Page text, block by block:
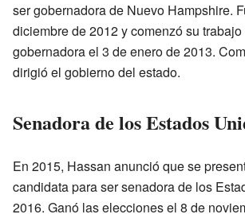
ser gobernadora de Nuevo Hampshire.
diciembre de 2012 y comenzó su
gobernadora el 3 de enero de 2013.
dirigió el gobierno del estado.
Senadora de los Estados
En 2015, Hassan anunció que se
candidata para ser senadora de los
2016. Ganó las elecciones el 8 de